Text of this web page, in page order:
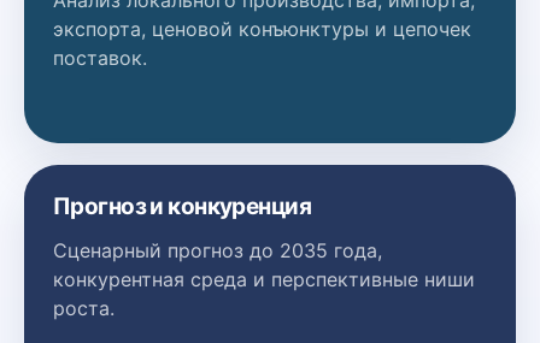
экспорта, ценовой конъюнктуры и цепочек
поставок.
Прогноз и конкуренция
Сценарный прогноз до 2035 года,
конкурентная среда и перспективные ниши
роста.